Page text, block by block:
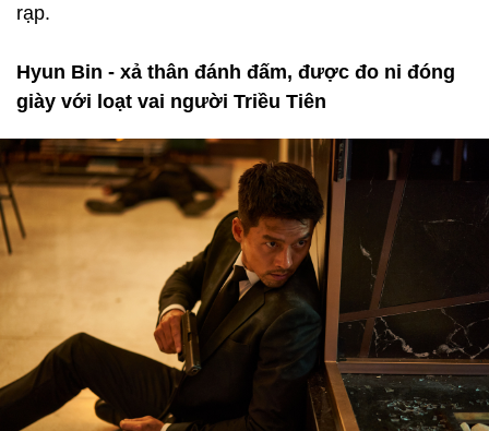
rạp.
Hyun Bin - xả thân đánh đấm, được đo ni đóng
giày với loạt vai người Triều Tiên